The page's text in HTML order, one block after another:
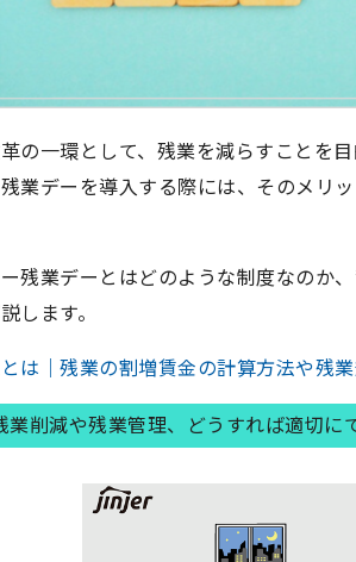
の一環として、残業を減らすことを
業デーを導入する際には、そのメリ
残業デーとはどのような制度なのか
します。
は｜残業の割増賃金の計算方法や残
業削減や残業管理、どうすれば適切